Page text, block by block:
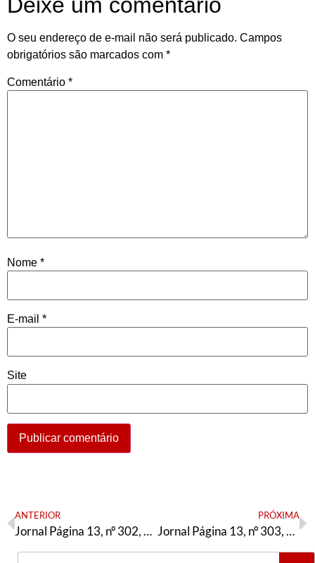
O seu endereço de e-mail não será publicado. Campos
obrigatórios são marcados com *
Comentário *
Nome *
E-mail *
Site
ANTERIOR
Jornal Página 13, nº 302, Junho/2026
PRÓXIMA
Jornal Página 13, nº 303, Julho/2026